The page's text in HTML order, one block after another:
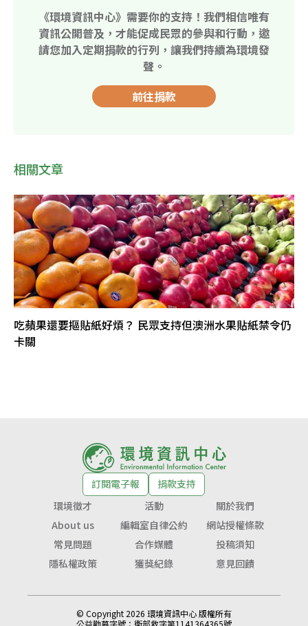
《環境資訊中心》需要你的支持！我們相信唯有
資訊公開普及，才能促成民眾的參與和行動，邀
請您加入定期捐款的行列，讓我們持續為環境發
聲。
前往捐款
相關文章
吃蘋果還要摳貼紙好煩？ 民眾支持但澳洲水果貼紙禁令仍
卡關
訂閱電子報
捐款支持
環境徵才
活動
關於我們
About us
編輯室自律公約
網站授權條款
常見問題
合作媒體
投稿須知
隱私權政策
獲獎紀錄 意見回饋
© Copyright 2026 環境資訊中心 版權所有
公益勸募字號： 衛部救字第1141364365號